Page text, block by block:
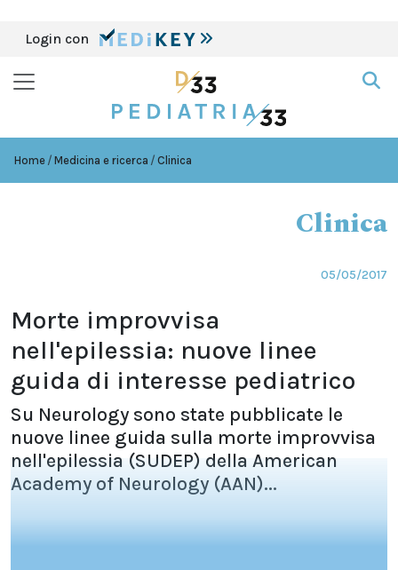
Login con
Home Medicina e ricerca Clinica
Clinica
05/05/2017
Morte improvvisa
nell'epilessia: nuove linee
guida di interesse pediatrico
Su Neurology sono state pubblicate le
nuove linee guida sulla morte improvvisa
nell'epilessia (SUDEP) della American
Academy of Neurology (AAN)...